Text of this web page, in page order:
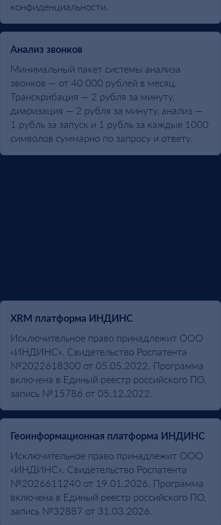
конфиденциальности.
Анализ звонков
Минимальный пакет системы анализа
звонков — от 40 000 рублей в месяц.
Транскрибация — 2 рубля за минуту,
диаризация — 2 рубля за минуту, анализ —
1 рубль за запуск и 1 рубль за каждые 1000
символов суммарно по запросу и ответу.
XRM платформа ИНДИНС
Исключительное право принадлежит ООО
«ИНДИНС». Свидетельство Роспатента
№2022618300 от 05.05.2022. Программа
включена в Единый реестр российского ПО,
запись №15786 от 05.12.2022.
Геоинформационная платформа ИНДИНС
Исключительное право принадлежит ООО
«ИНДИНС». Свидетельство Роспатента
№2026611240 от 19.01.2026. Программа
включена в Единый реестр российского ПО,
запись №32887 от 31.03.2026.